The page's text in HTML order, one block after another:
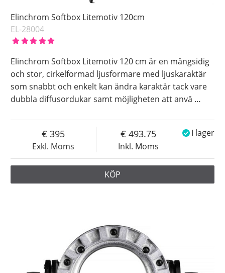
Elinchrom Softbox Litemotiv 120cm
EL-28004
Elinchrom Softbox Litemotiv 120 cm är en mångsidig
och stor, cirkelformad ljusformare med ljuskaraktär
som snabbt och enkelt kan ändra karaktär tack vare
dubbla diffusordukar samt möjligheten att anvä …
Exkl. Moms
395
Inkl. Moms
493.75 I lager
KÖP